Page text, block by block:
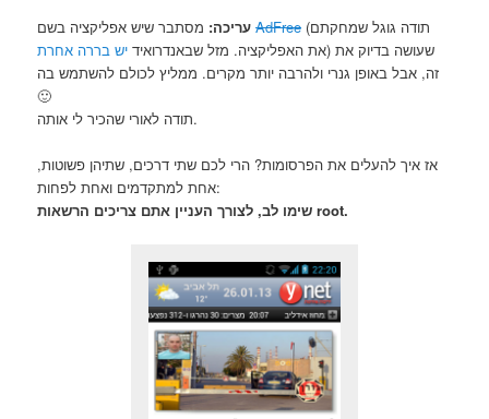
עריכה: מסתבר שיש אפליקציה בשםAdFree (תודה גוגל שמחקתם
את האפליקציה. מזל שבאנדרואיד יש בררה אחרת
) שעושה בדיוק את
זה, אבל באופן גנרי ולהרבה יותר מקרים. ממליץ לכולם להשתמש בה
🙂
תודה לאורי שהכיר לי אותה.
אז איך להעלים את הפרסומות? הרי לכם שתי דרכים, שתיהן פשוטות,
אחת למתקדמים ואחת לפחות:
שימו לב, לצורך העניין אתם צריכים הרשאות root.